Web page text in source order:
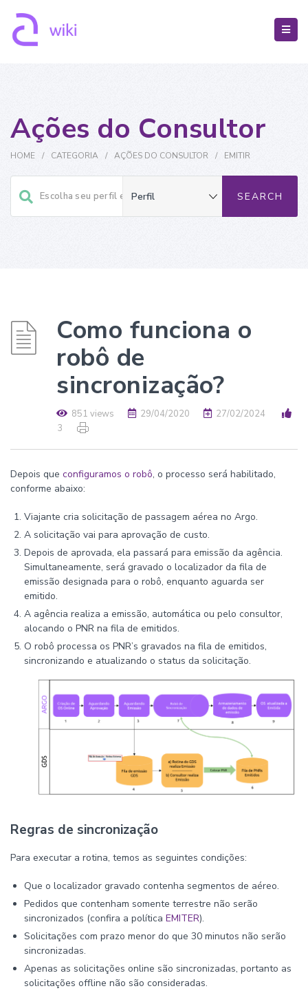
Ações do Consultor
HOME / CATEGORIA / AÇÕES DO CONSULTOR / EMITIR
Como funciona o
robô de
sincronização?
851 views 29/04/2020
27/02/2024
3
Depois que configuramos o robô, o processo será habilitado,
conforme abaixo:
Viajante cria solicitação de passagem aérea no Argo.
A solicitação vai para aprovação de custo.
Depois de aprovada, ela passará para emissão da agência.
Simultaneamente, será gravado o localizador da fila de
emissão designada para o robô, enquanto aguarda ser
emitido.
A agência realiza a emissão, automática ou pelo consultor,
alocando o PNR na fila de emitidos.
O robô processa os PNR’s gravados na fila de emitidos,
sincronizando e atualizando o status da solicitação.
Regras de sincronização
Para executar a rotina, temos as seguintes condições:
Que o localizador gravado contenha segmentos de aéreo.
Pedidos que contenham somente terrestre não serão
sincronizados (confira a política EMITER).
Solicitações com prazo menor do que 30 minutos não serão
sincronizadas.
Apenas as solicitações online são sincronizadas, portanto as
solicitações offline não são consideradas.